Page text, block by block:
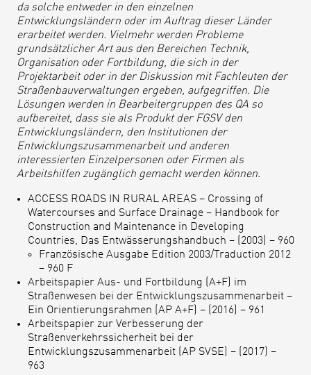
da solche entweder in den einzelnen
Entwicklungsländern oder im Auftrag dieser Länder
erarbeitet werden. Vielmehr werden Probleme
grundsätzlicher Art aus den Bereichen Technik,
Organisation oder Fortbildung, die sich in der
Projektarbeit oder in der Diskussion mit Fachleuten der
Straßenbauverwaltungen ergeben, aufgegriffen. Die
Lösungen werden in Bearbeitergruppen des QA so
aufbereitet, dass sie als Produkt der FGSV den
Entwicklungsländern, den Institutionen der
Entwicklungszusammenarbeit und anderen
interessierten Einzelpersonen oder Firmen als
Arbeitshilfen zugänglich gemacht werden können.
ACCESS ROADS IN RURAL AREAS – Crossing of
Watercourses and Surface Drainage – Handbook for
Construction and Maintenance in Developing
Countries, Das Entwässerungshandbuch – (2003) – 960
Französische Ausgabe Edition 2003/Traduction 2012
– 960 F
Arbeitspapier Aus- und Fortbildung (A+F) im
Straßenwesen bei der Entwicklungszusammenarbeit –
Ein Orientierungsrahmen (AP A+F) – (2016) – 961
Arbeitspapier zur Verbesserung der
Straßenverkehrssicherheit bei der
Entwicklungszusammenarbeit (AP SVSE) – (2017) –
963